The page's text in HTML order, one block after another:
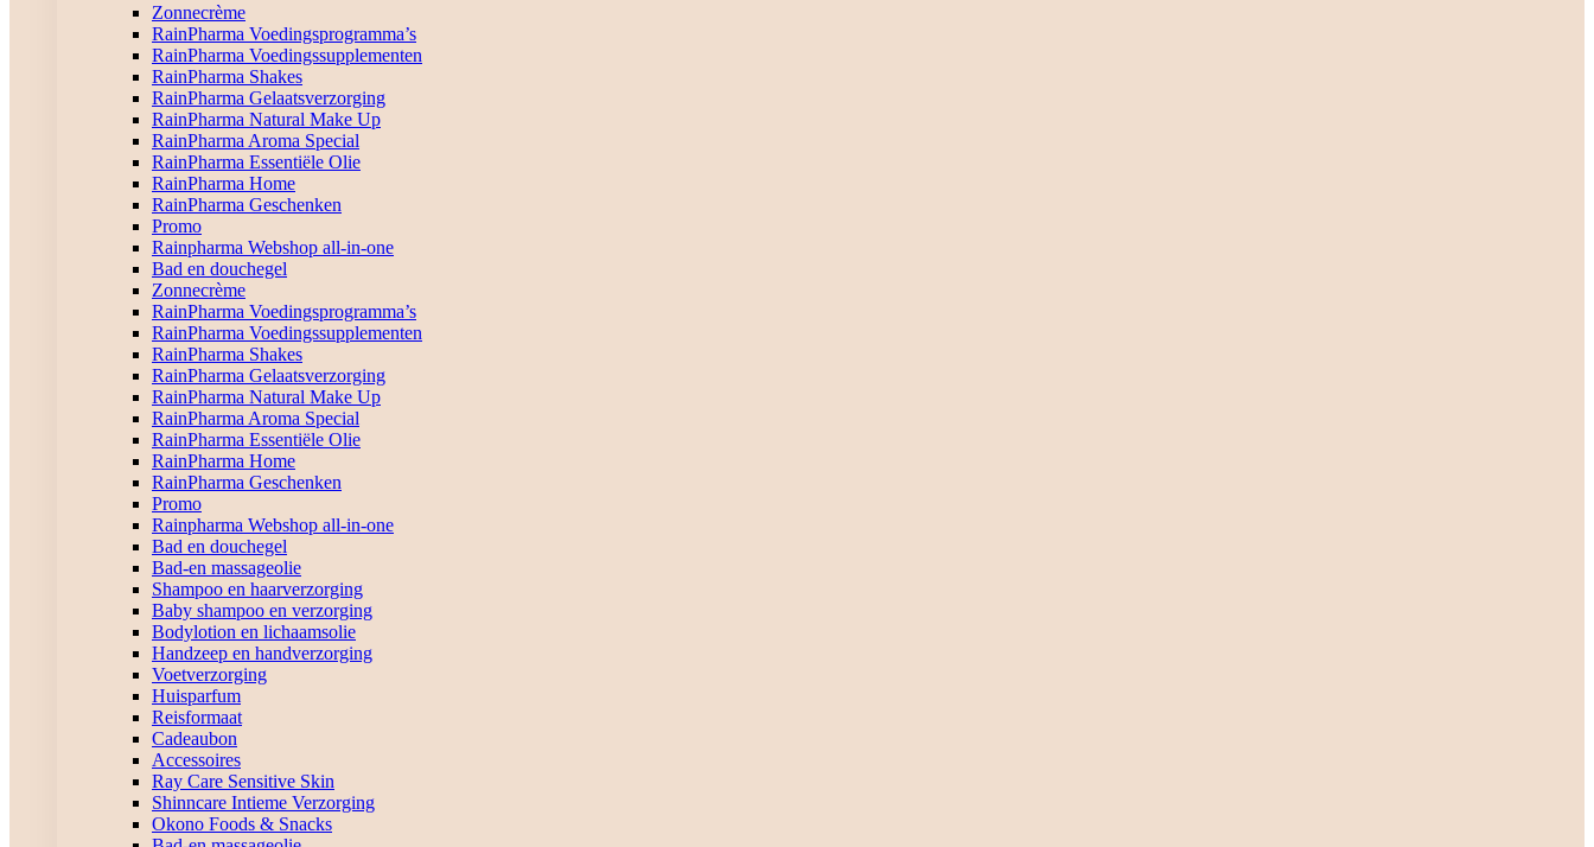
Zonnecrème
RainPharma Voedingsprogramma’s
RainPharma Voedingssupplementen
RainPharma Shakes
RainPharma Gelaatsverzorging
RainPharma Natural Make Up
RainPharma Aroma Special
RainPharma Essentiële Olie
RainPharma Home
RainPharma Geschenken
Promo
Rainpharma Webshop all-in-one
Bad en douchegel
Zonnecrème
RainPharma Voedingsprogramma’s
RainPharma Voedingssupplementen
RainPharma Shakes
RainPharma Gelaatsverzorging
RainPharma Natural Make Up
RainPharma Aroma Special
RainPharma Essentiële Olie
RainPharma Home
RainPharma Geschenken
Promo
Rainpharma Webshop all-in-one
Bad en douchegel
Bad-en massageolie
Shampoo en haarverzorging
Baby shampoo en verzorging
Bodylotion en lichaamsolie
Handzeep en handverzorging
Voetverzorging
Huisparfum
Reisformaat
Cadeaubon
Accessoires
Ray Care Sensitive Skin
Shinncare Intieme Verzorging
Okono Foods & Snacks